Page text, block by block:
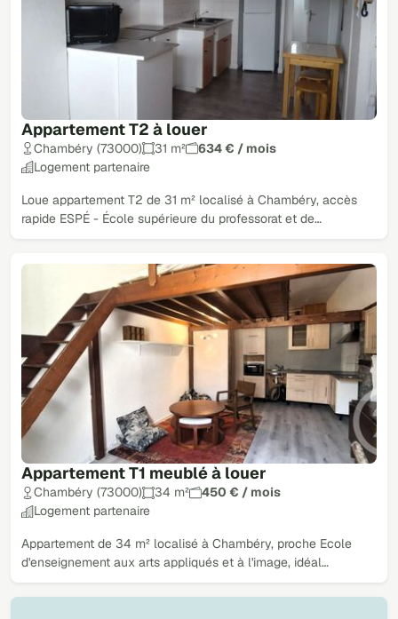
Appartement T2 à louer
Chambéry (73000) 31 m²
634 € / mois
Logement partenaire
Loue appartement T2 de 31 m² localisé à Chambéry, accès
rapide ESPÉ - École supérieure du professorat et de…
Appartement T1 meublé à louer
Chambéry (73000) 34 m²
450 € / mois
Logement partenaire
Appartement de 34 m² localisé à Chambéry, proche Ecole
d'enseignement aux arts appliqués et à l'image, idéal…